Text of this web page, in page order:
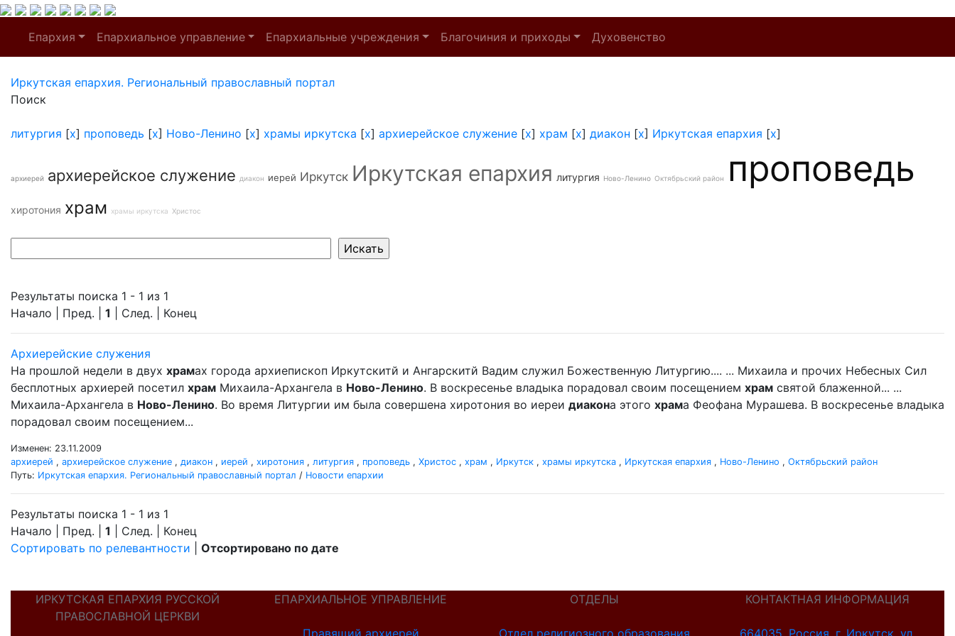
Епархия Епархиальное управление Епархиальные учреждения Благочиния и приходы Духовенство
Иркутская епархия. Региональный православный портал
Поиск
литургия [x] проповедь [x] Ново-Ленино [x] храмы иркутска [x] архиерейское служение [x] храм [x] диакон [x] Иркутская епархия [x]
архиерей архиерейское служение диакон иерей Иркутск Иркутская епархия литургия Ново-Ленино Октябрьский район проповедь
хиротония храм храмы иркутска Христос
Результаты поиска 1 - 1 из 1
Начало | Пред. | 1 | След. | Конец
Архиерейские служения
На прошлой недели в двух храмах города архиепископ Иркутскитй и Ангарскитй Вадим служил Божественную Литургию.... ... Михаила и прочих Небесных Сил
бесплотных архиерей посетил храм Михаила-Архангела в Ново-Ленино. В воскресенье владыка порадовал своим посещением храм святой блаженной... ...
Михаила-Архангела в Ново-Ленино. Во время Литургии им была совершена хиротония во иереи диакона этого храма Феофана Мурашева. В воскресенье владыка
порадовал своим посещением...
Изменен: 23.11.2009
архиерей , архиерейское служение , диакон , иерей , хиротония , литургия , проповедь , Христос , храм , Иркутск , храмы иркутска , Иркутская епархия , Ново-Ленино , Октябрьский район
Путь: Иркутская епархия. Региональный православный портал / Новости епархии
Результаты поиска 1 - 1 из 1
Начало | Пред. | 1 | След. | Конец
Сортировать по релевантности
Отсортировано по дате
ИРКУТСКАЯ ЕПАРХИЯ РУССКОЙ
ПРАВОСЛАВНОЙ ЦЕРКВИ
ЕПАРХИАЛЬНОЕ УПРАВЛЕНИЕ
Правящий архиерей
ОТДЕЛЫ
Отдел религиозного образования
КОНТАКТНАЯ ИНФОРМАЦИЯ
664035, Россия, г. Иркутск, ул.